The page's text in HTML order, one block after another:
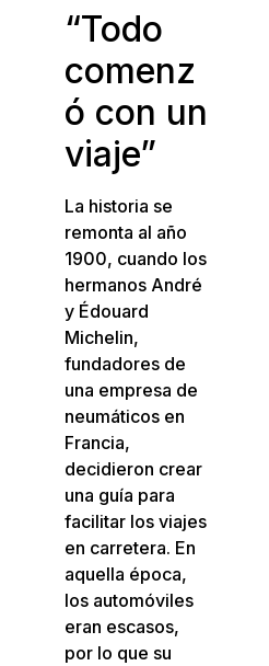
“Todo
comenz
ó con un
viaje”
La historia se
remonta al año
1900, cuando los
hermanos André
y Édouard
Michelin,
fundadores de
una empresa de
neumáticos en
Francia,
decidieron crear
una guía para
facilitar los viajes
en carretera. En
aquella época,
los automóviles
eran escasos,
por lo que su